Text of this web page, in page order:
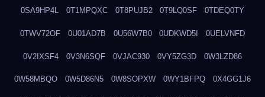
0SA9HP4L 0T1MPQXC 0T8PUJB2 0T9LQ0SF 0TDEQ0TY
0TWV72OF 0U01AD7B 0U56W7B0 0UDKWD5I 0UELVNFD
0V2IXSF4 0V3N6SQF 0VJAC930 0VY5ZG3D 0W3LZD86
0W58MBQO 0W5D86N5 0W8SOPXW 0WY1BFPQ 0X4GG1J6